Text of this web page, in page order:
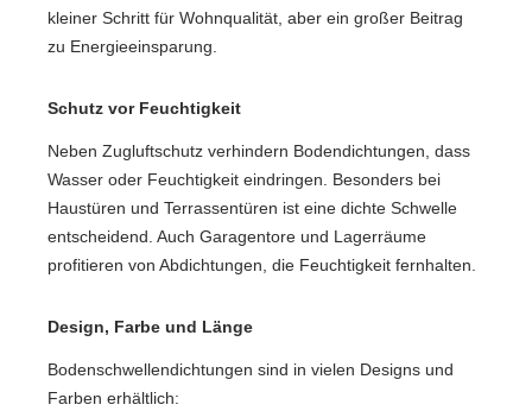
kleiner Schritt für Wohnqualität, aber ein großer Beitrag
zu Energieeinsparung.
Schutz vor Feuchtigkeit
Neben Zugluftschutz verhindern Bodendichtungen, dass
Wasser oder Feuchtigkeit eindringen. Besonders bei
Haustüren und Terrassentüren ist eine dichte Schwelle
entscheidend. Auch Garagentore und Lagerräume
profitieren von Abdichtungen, die Feuchtigkeit fernhalten.
Design, Farbe und Länge
Bodenschwellendichtungen sind in vielen Designs und
Farben erhältlich: